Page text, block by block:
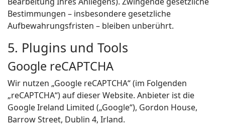
Bestimmungen – insbesondere gesetzliche
Aufbewahrungsfristen – bleiben unberührt.
5. Plugins und Tools
Google reCAPTCHA
Wir nutzen „Google reCAPTCHA“ (im Folgenden
„reCAPTCHA“) auf dieser Website. Anbieter ist die
Google Ireland Limited („Google“), Gordon House,
Barrow Street, Dublin 4, Irland.